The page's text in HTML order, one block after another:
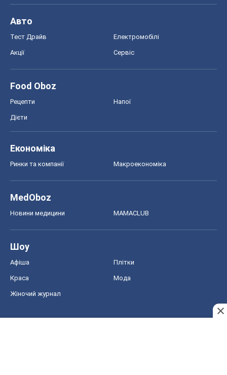
Авто
Тест Драйв Електромобілі
Акції Сервіс
Food Oboz
Рецепти Напої
Дієти
Економіка
Ринки та компанії Макроекономіка
MedOboz
Новини медицини MAMACLUB
Шоу
Афіша Плітки
Краса Мода
Жіночий журнал